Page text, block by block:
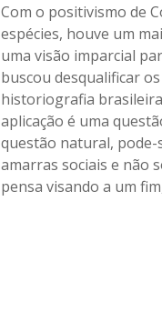
Com o positivismo de
espécies, houve um
uma visão imparcial
buscou desqualificar
historiografia
aplicação é uma
questão natural, pode-
amarras sociais e não
pensa visando a um